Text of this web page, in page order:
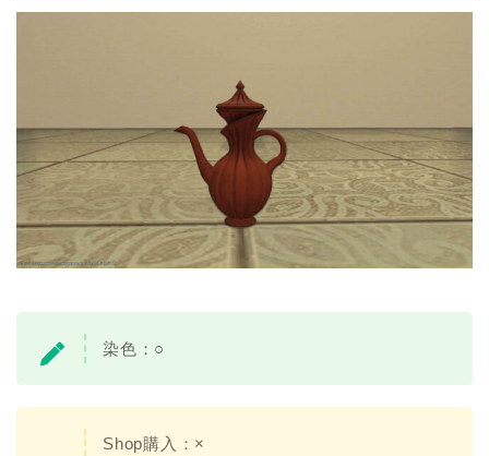
染色：○
Shop購入：×